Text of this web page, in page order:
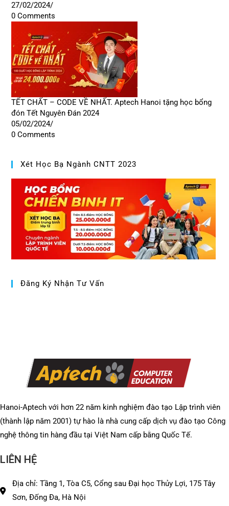
27/02/2024/
0 Comments
TẾT CHẤT – CODE VỀ NHẤT. Aptech Hanoi tặng học bổng
đón Tết Nguyên Đán 2024
05/02/2024/
0 Comments
Xét Học Bạ Ngành CNTT 2023
Đăng Ký Nhận Tư Vấn
Hanoi-Aptech với hơn 22 năm kinh nghiệm đào tạo Lập trình viên
(thành lập năm 2001) tự hào là nhà cung cấp dịch vụ đào tạo Công
nghệ thông tin hàng đầu tại Việt Nam cấp bằng Quốc Tế.
LIÊN HỆ
Địa chỉ: Tầng 1, Tòa C5, Cổng sau Đại học Thủy Lợi, 175 Tây
Sơn, Đống Đa, Hà Nội